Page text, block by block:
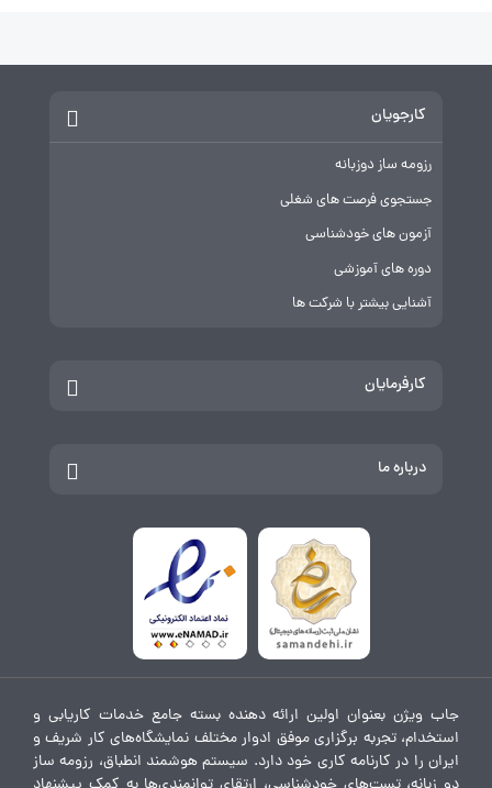
کارجویان
رزومه ساز دوزبانه
جستجوی فرصت های شغلی
آزمون های خودشناسی
دوره های آموزشی
آشنایی بیشتر با شرکت ها
کارفرمایان
درباره ما
جاب ویژن بعنوان اولین ارائه دهنده بسته جامع خدمات کاریابی و
استخدام، تجربه برگزاری موفق ادوار مختلف نمایشگاه‌های کار شریف و
ایران را در کارنامه کاری خود دارد. سیستم هوشمند انطباق، رزومه ساز